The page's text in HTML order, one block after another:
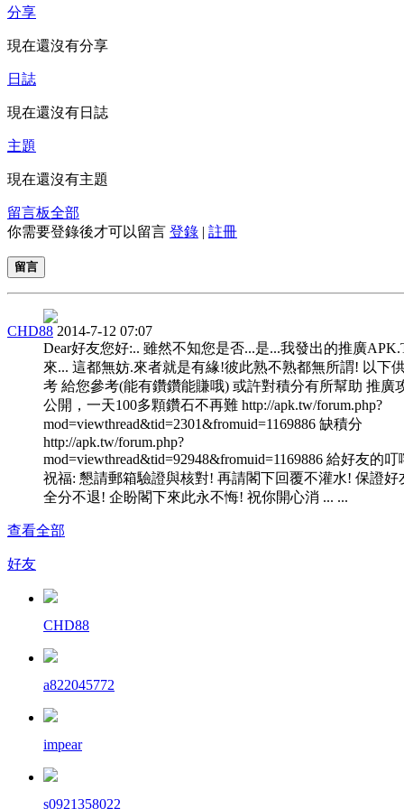
分享
現在還沒有分享
日誌
現在還沒有日誌
主題
現在還沒有主題
留言板全部
你需要登錄後才可以留言 登錄 | 註冊
留言
CHD88 2014-7-12 07:07
Dear好友您好:.. 雖然不知您是否...是...我發出的推廣
來... 這都無妨.來者就是有緣!彼此熟不熟都無所謂! 以下
考 給您參考(能有鑽鑽能賺哦) 或許對積分有所幫助 推廣
公開，一天100多顆鑽石不再難 http://apk.tw/forum.php?
mod=viewthread&tid=2301&fromuid=1169886 缺積分
http://apk.tw/forum.php?
mod=viewthread&tid=92948&fromuid=1169886 給好友的叮
祝福: 懇請郵箱驗證與核對! 再請閣下回覆不灌水! 保證好
全分不退! 企盼閣下來此永不悔! 祝你開心消 ... ...
查看全部
好友
CHD88
a822045772
impear
s0921358022